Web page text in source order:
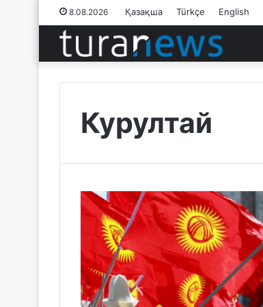
8.08.2026 Қазақша Türkçe English
Курултай